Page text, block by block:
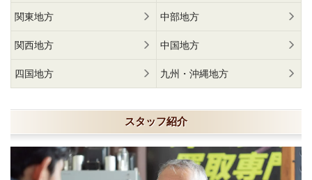
関東地方 中部地方
関西地方 中国地方
四国地方 九州・沖縄地方
スタッフ紹介